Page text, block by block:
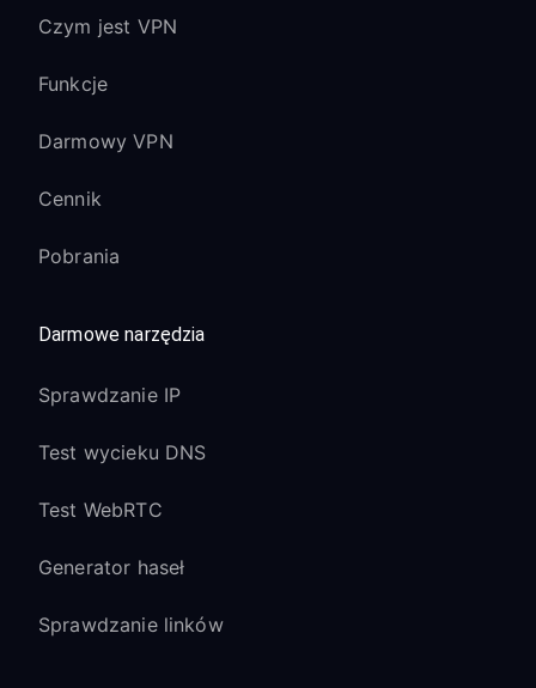
Czym jest VPN
Funkcje
Darmowy VPN
Cennik
Pobrania
Darmowe narzędzia
Sprawdzanie IP
Test wycieku DNS
Test WebRTC
Generator haseł
Sprawdzanie linków